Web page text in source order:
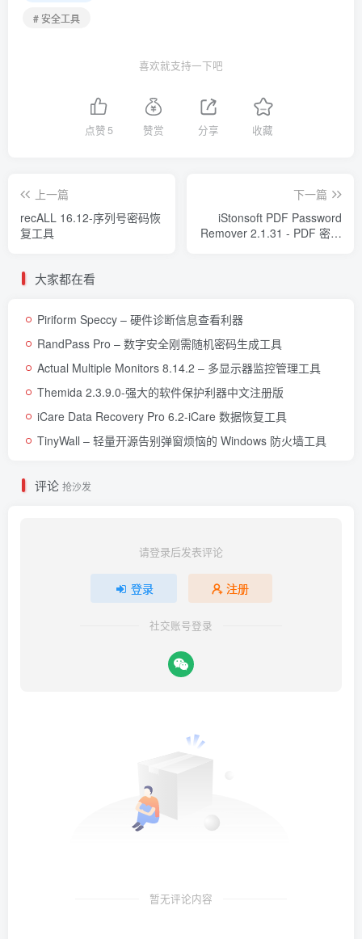
# 安全工具
喜欢就支持一下吧
点赞 5 赞赏 分享 收藏
上一篇
recALL 16.12-序列号密码恢
复工具
下一篇
iStonsoft PDF Password
Remover 2.1.31 - PDF 密码
大家都在看
Piriform Speccy – 硬件诊断信息查看利器
RandPass Pro – 数字安全刚需随机密码生成工具
Actual Multiple Monitors 8.14.2 – 多显示器监控管理工具
Themida 2.3.9.0-强大的软件保护利器中文注册版
iCare Data Recovery Pro 6.2-iCare 数据恢复工具
TinyWall – 轻量开源告别弹窗烦恼的 Windows 防火墙工具
评论 抢沙发
请登录后发表评论
登录 注册
社交账号登录
暂无评论内容